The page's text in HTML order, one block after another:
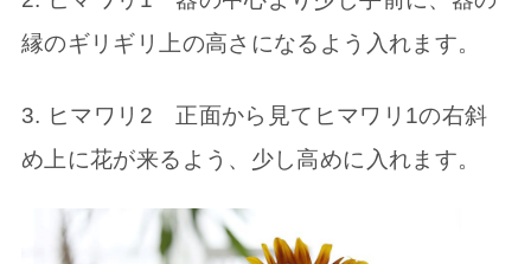
縁のギリギリ上の高さになるよう入れます。
3. ヒマワリ2 正面から見てヒマワリ1の右斜
め上に花が来るよう、少し高めに入れます。